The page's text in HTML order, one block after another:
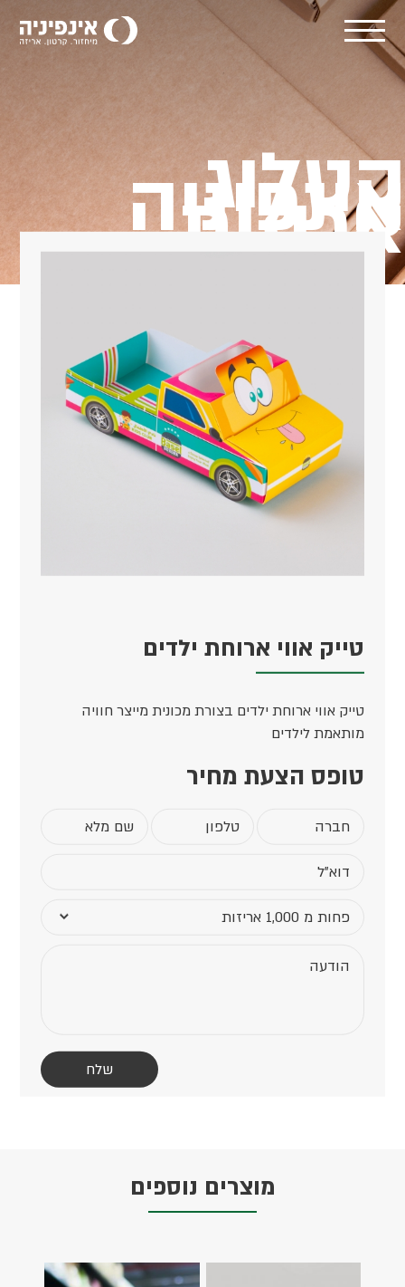
קטלוג
אינפיניה
אריזות
טייק אווי ארוחת ילדים
טייק אווי ארוחת ילדים בצורת מכונית מייצר חוויה
מותאמת לילדים
טופס הצעת מחיר
מוצרים נוספים